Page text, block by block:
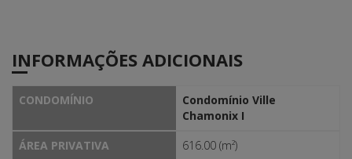
INFORMAÇÕES ADICIONAIS
CONDOMÍNIO
Condomínio Ville
Chamonix I
ÁREA PRIVATIVA
616.00 (m²)